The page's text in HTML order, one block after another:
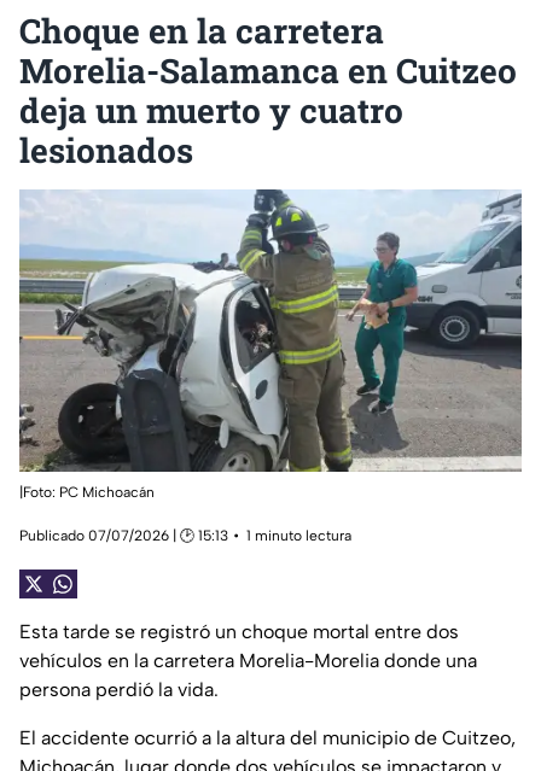
Choque en la carretera
Morelia-Salamanca en Cuitzeo
deja un muerto y cuatro
lesionados
|Foto: PC Michoacán
Publicado 07/07/2026 | 🕑 15:13 1 minuto lectura
Esta tarde se registró un choque mortal entre dos
vehículos en la carretera Morelia-Morelia donde una
persona perdió la vida.
El accidente ocurrió a la altura del municipio de Cuitzeo,